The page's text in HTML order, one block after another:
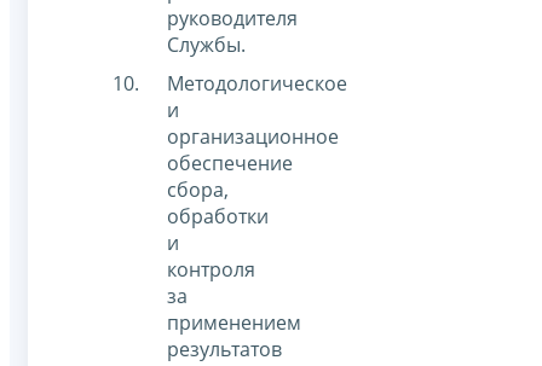
руководителя
Службы.
Методологическое
и
организационное
обеспечение
сбора,
обработки
и
контроля
за
применением
результатов